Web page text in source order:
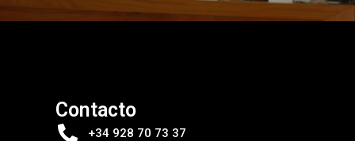
Contacto
+34 928 70 73 37